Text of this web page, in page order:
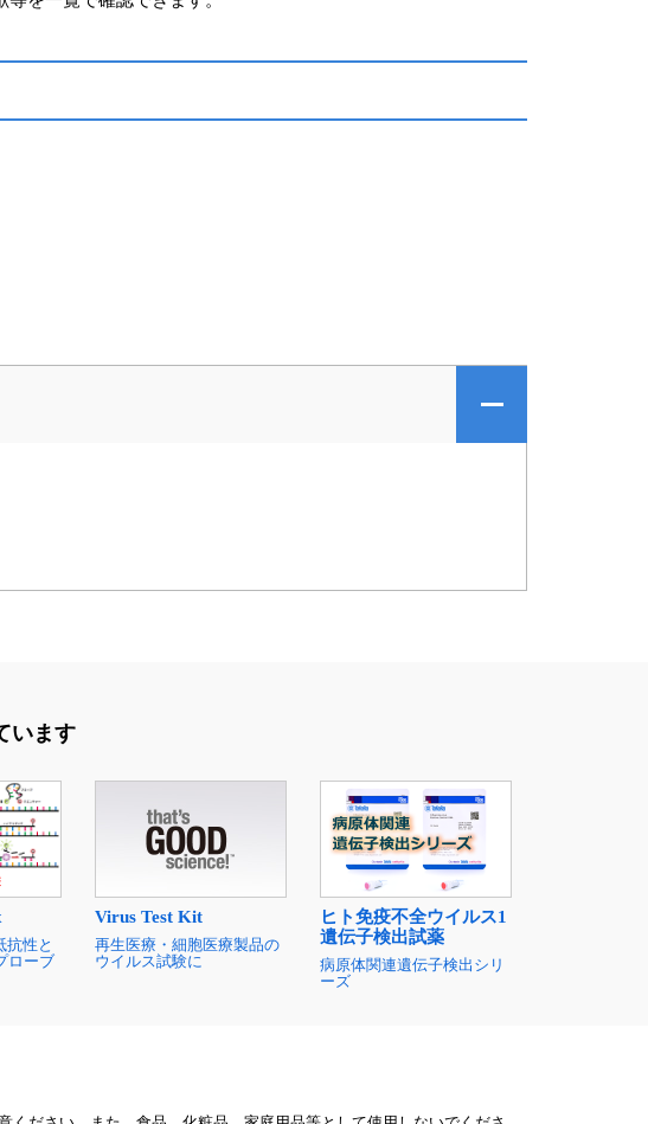
います
抗性と
ローブ
Virus Test Kit
再生医療・細胞医療製品の
ウイルス試験に
ヒト免疫不全ウイルス1
遺伝子検出試薬
病原体関連遺伝子検出シリ
ーズ